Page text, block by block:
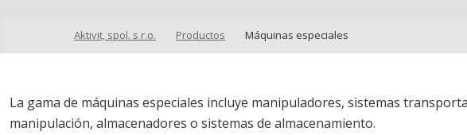
Aktivit, spol. s r.o. Productos Máquinas especiales
La gama de máquinas especiales incluye manipuladores, sistemas
manipulación, almacenadores o sistemas de almacenamiento.